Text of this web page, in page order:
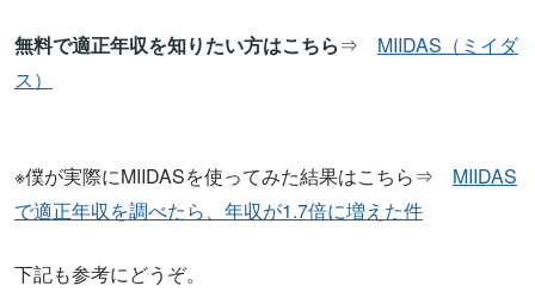
無料で適正年収を知りたい方はこちら⇒ MIIDAS（ミイダ
ス）
※僕が実際にMIIDASを使ってみた結果はこちら⇒ MIIDAS
で適正年収を調べたら、年収が1.7倍に増えた件
下記も参考にどうぞ。